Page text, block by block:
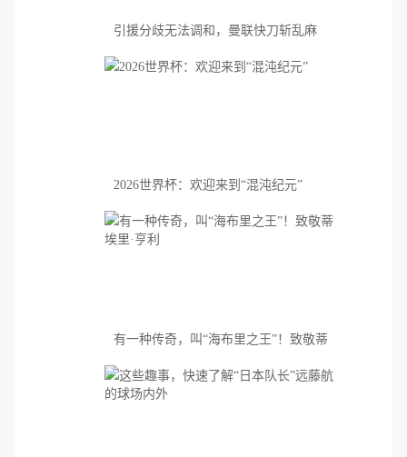
引援分歧无法调和，曼联快刀斩乱麻
2026世界杯：欢迎来到“混沌纪元”
有一种传奇，叫“海布里之王”！致敬蒂